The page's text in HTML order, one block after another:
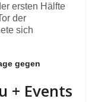
ersten Hälfte
der
sich
gegen
+ Events